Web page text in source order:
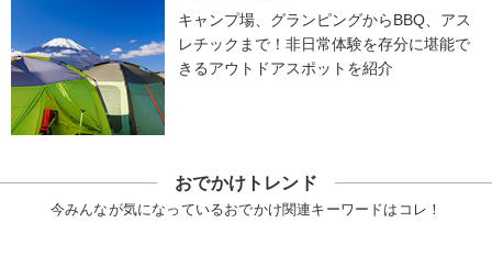
キャンプ場、グランピングからBBQ、アス
レチックまで！非日常体験を存分に堪能で
きるアウトドアスポットを紹介
おでかけトレンド
今みんなが気になっているおでかけ関連キーワードはコレ！